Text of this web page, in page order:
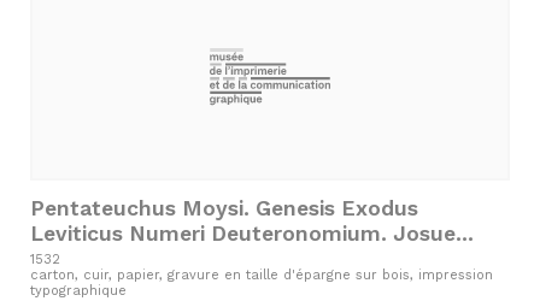
Pentateuchus Moysi. Genesis Exodus
Leviticus Numeri Deuteronomium. Josue
Liber Judicum Ruth.
1532
carton, cuir, papier, gravure en taille d'épargne sur bois, impression
typographique